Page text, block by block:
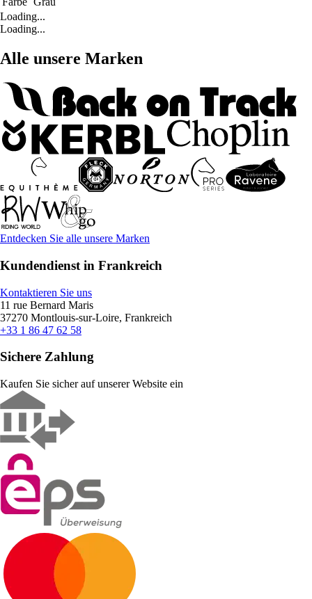
Loading...
Loading...
Alle unsere Marken
Entdecken Sie alle unsere Marken
Kundendienst in Frankreich
Kontaktieren Sie uns
11 rue Bernard Maris
37270 Montlouis-sur-Loire, Frankreich
+33 1 86 47 62 58
Sichere Zahlung
Kaufen Sie sicher auf unserer Website ein